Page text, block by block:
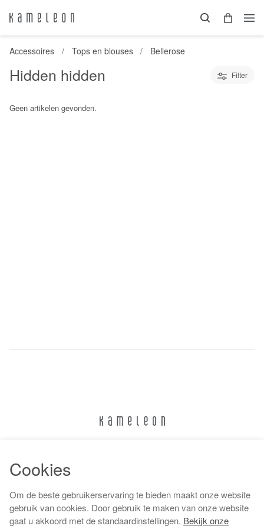
Accessoires Tops en blouses Bellerose
Hidden hidden Filter
Geen artikelen gevonden.
Algemene voorwaarden
Cookies
Om de beste gebruikerservaring te bieden maakt onze website
gebruik van cookies. Door gebruik te maken van onze website
gaat u akkoord met de standaardinstellingen. Bekijk onze